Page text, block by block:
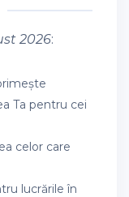
2026:
Ta pentru cei
celor care
lucrările în